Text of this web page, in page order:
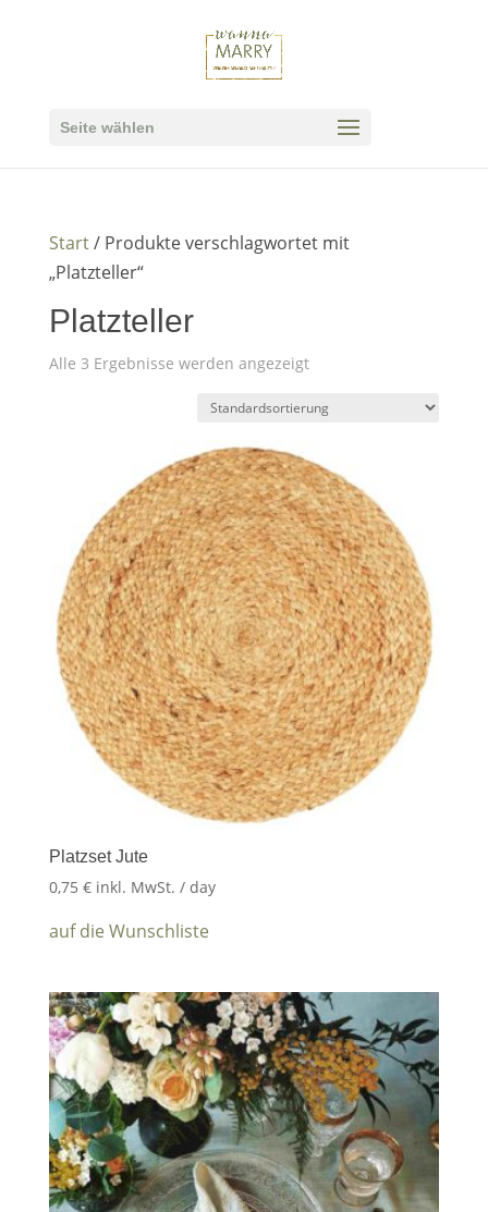
Seite wählen
Start/ Produkte verschlagwortet mit
„Platzteller“
Platzteller
Alle 3 Ergebnisse werden angezeigt
Platzset Jute
0,75 € inkl. MwSt. / day
auf die Wunschliste